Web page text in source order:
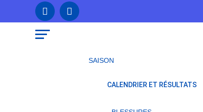
SAISON
CALENDRIER ET RÉSULTATS